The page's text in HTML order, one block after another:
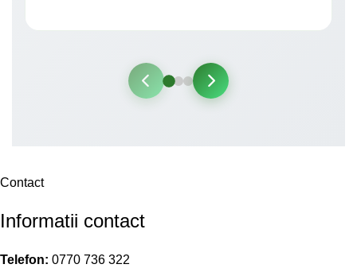
Contact
Informatii contact
Telefon: 0770 736 322